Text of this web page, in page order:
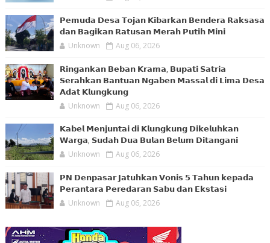
𝗣𝗲𝗺𝘂𝗱𝗮 𝗗𝗲𝘀𝗮 𝗧𝗼𝗷𝗮𝗻 𝗞𝗶𝗯𝗮𝗿𝗸𝗮𝗻 𝗕𝗲𝗻𝗱𝗲𝗿𝗮 𝗥𝗮𝗸𝘀𝗮𝘀𝗮
𝗱𝗮𝗻 𝗕𝗮𝗴𝗶𝗸𝗮𝗻 𝗥𝗮𝘁𝘂𝘀𝗮𝗻 𝗠𝗲𝗿𝗮𝗵 𝗣𝘂𝘁𝗶𝗵 𝗠𝗶𝗻𝗶
Unknown Aug 06, 2026
𝗥𝗶𝗻𝗴𝗮𝗻𝗸𝗮𝗻 𝗕𝗲𝗯𝗮𝗻 𝗞𝗿𝗮𝗺𝗮, 𝗕𝘂𝗽𝗮𝘁𝗶 𝗦𝗮𝘁𝗿𝗶𝗮
𝗦𝗲𝗿𝗮𝗵𝗸𝗮𝗻 𝗕𝗮𝗻𝘁𝘂𝗮𝗻 𝗡𝗴𝗮𝗯𝗲𝗻 𝗠𝗮𝘀𝘀𝗮𝗹 𝗱𝗶 𝗟𝗶𝗺𝗮 𝗗𝗲𝘀𝗮
𝗔𝗱𝗮𝘁 𝗞𝗹𝘂𝗻𝗴𝗸𝘂𝗻𝗴
Unknown Aug 06, 2026
𝗞𝗮𝗯𝗲𝗹 𝗠𝗲𝗻𝗷𝘂𝗻𝘁𝗮𝗶 𝗱𝗶 𝗞𝗹𝘂𝗻𝗴𝗸𝘂𝗻𝗴 𝗗𝗶𝗸𝗲𝗹𝘂𝗵𝗸𝗮𝗻
𝗪𝗮𝗿𝗴𝗮, 𝗦𝘂𝗱𝗮𝗵 𝗗𝘂𝗮 𝗕𝘂𝗹𝗮𝗻 𝗕𝗲𝗹𝘂𝗺 𝗗𝗶𝘁𝗮𝗻𝗴𝗮𝗻𝗶
Unknown Aug 06, 2026
𝗣𝗡 𝗗𝗲𝗻𝗽𝗮𝘀𝗮𝗿 𝗝𝗮𝘁𝘂𝗵𝗸𝗮𝗻 𝗩𝗼𝗻𝗶𝘀 𝟱 𝗧𝗮𝗵𝘂𝗻 𝗸𝗲𝗽𝗮𝗱𝗮
𝗣𝗲𝗿𝗮𝗻𝘁𝗮𝗿𝗮 𝗣𝗲𝗿𝗲𝗱𝗮𝗿𝗮𝗻 𝗦𝗮𝗯𝘂 𝗱𝗮𝗻 𝗘𝗸𝘀𝘁𝗮𝘀𝗶
Unknown Aug 06, 2026